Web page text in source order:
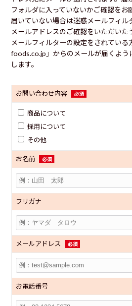
フォルダに入っていないかご確認をお
届いていない場合は迷惑メールフィル
メールアドレスのご確認をいただいた
メールフィルターの設定をされている
foods.co.jp」からのメールが届くよう
します。
お問い合わせ内容 必須
商品について
採用について
その他
お名前 必須
フリガナ
メールアドレス 必須
お電話番号